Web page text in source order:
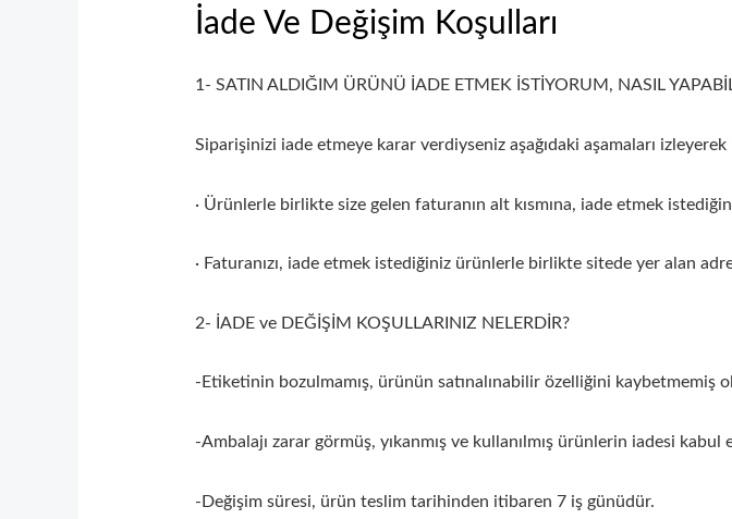
İade Ve Değişim Koşulları
1- SATIN ALDIĞIM ÜRÜNÜ İADE ETMEK İSTİYORUM, NASIL
Siparişinizi iade etmeye karar verdiyseniz aşağıdaki aşamaları
· Ürünlerle birlikte size gelen faturanın alt kısmına, iade etmek
· Faturanızı, iade etmek istediğiniz ürünlerle birlikte sitede yer alan
2- İADE ve DEĞİŞİM KOŞULLARINIZ NELERDİR?
-Etiketinin bozulmamış, ürünün satınalınabilir özelliğini kaybetmemiş
-Ambalajı zarar görmüş, yıkanmış ve kullanılmış ürünlerin iadesi kabul
-Değişim süresi, ürün teslim tarihinden itibaren 7 iş günüdür.